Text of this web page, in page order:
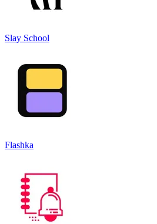
Slay School
Flashka